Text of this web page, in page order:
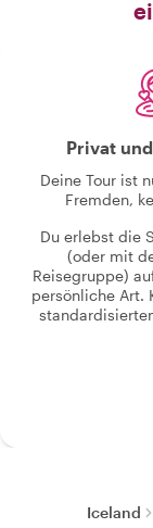
Privat
Deine Tour ist
Fremden,
Du erlebst die
(oder mit
Reisegruppe)
persönliche Art.
Iceland